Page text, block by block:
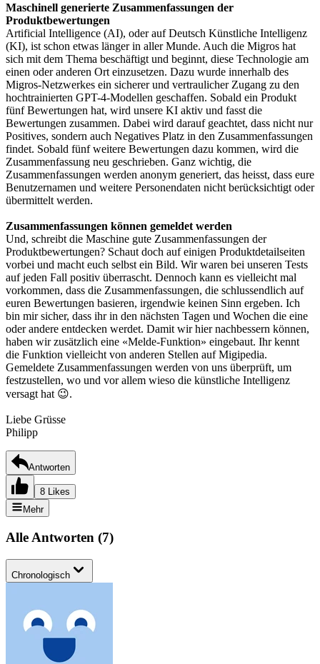
Maschinell generierte Zusammenfassungen der
Produktbewertungen
Artificial Intelligence (AI), oder auf Deutsch Künstliche Intelligenz
(KI), ist schon etwas länger in aller Munde. Auch die Migros hat
sich mit dem Thema beschäftigt und beginnt, diese Technologie am
einen oder anderen Ort einzusetzen. Dazu wurde innerhalb des
Migros-Netzwerkes ein sicherer und vertraulicher Zugang zu den
hochtrainierten GPT-4-Modellen geschaffen. Sobald ein Produkt
fünf Bewertungen hat, wird unsere KI aktiv und fasst die
Bewertungen zusammen. Dabei wird darauf geachtet, dass nicht nur
Positives, sondern auch Negatives Platz in den Zusammenfassungen
findet. Sobald fünf weitere Bewertungen dazu kommen, wird die
Zusammenfassung neu geschrieben. Ganz wichtig, die
Zusammenfassungen werden anonym generiert, das heisst, dass eure
Benutzernamen und weitere Personendaten nicht berücksichtigt oder
übermittelt werden.
Zusammenfassungen können gemeldet werden
Und, schreibt die Maschine gute Zusammenfassungen der
Produktbewertungen? Schaut doch auf einigen Produktdetailseiten
vorbei und macht euch selbst ein Bild. Wir waren bei unseren Tests
auf jeden Fall positiv überrascht. Dennoch kann es vielleicht mal
vorkommen, dass die Zusammenfassungen, die schlussendlich auf
euren Bewertungen basieren, irgendwie keinen Sinn ergeben. Ich
bin mir sicher, dass ihr in den nächsten Tagen und Wochen die eine
oder andere entdecken werdet. Damit wir hier nachbessern können,
haben wir zusätzlich eine «Melde-Funktion» eingebaut. Ihr kennt
die Funktion vielleicht von anderen Stellen auf Migipedia.
Gemeldete Zusammenfassungen werden von uns überprüft, um
festzustellen, wo und vor allem wieso die künstliche Intelligenz
versagt hat 😉.
Liebe Grüsse
Philipp
Antworten
8 Likes
Mehr
Alle Antworten (7)
Chronologisch